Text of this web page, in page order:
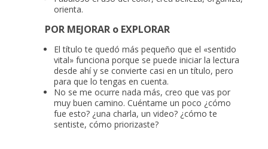
orienta.
POR MEJORAR o EXPLORAR
El título te quedó más pequeño que el «sentido
vital» funciona porque se puede iniciar la lectura
desde ahí y se convierte casi en un título, pero
para que lo tengas en cuenta.
No se me ocurre nada más, creo que vas por
muy buen camino. Cuéntame un poco ¿cómo
fue esto? ¿una charla, un video? ¿cómo te
sentiste, cómo priorizaste?